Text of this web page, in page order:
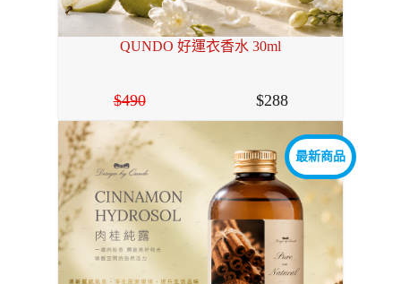
QUNDO 好運衣香水 30ml
490 288
最新商品